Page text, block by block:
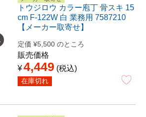
トウジロウ カラー庖丁 骨スキ 15
cm F-122W 白 業務用 7587210
【メーカー取寄せ】
定価 ¥5,500 のところ
販売価格
¥4,449 税込
在庫切れ